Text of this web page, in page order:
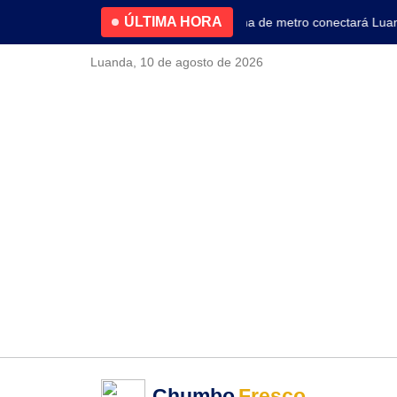
ÚLTIMA HORA
4.2% no primeiro trimestre Nova linha de metro conectará
Luanda, 10 de agosto de 2026